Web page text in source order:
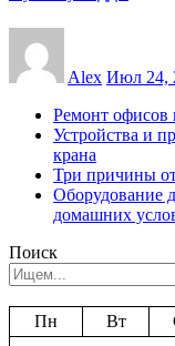
Alex Июл 24,
Ремонт
Устройства и
крана
Три причины
Оборудование
домашних
Поиск
Пн
Вт